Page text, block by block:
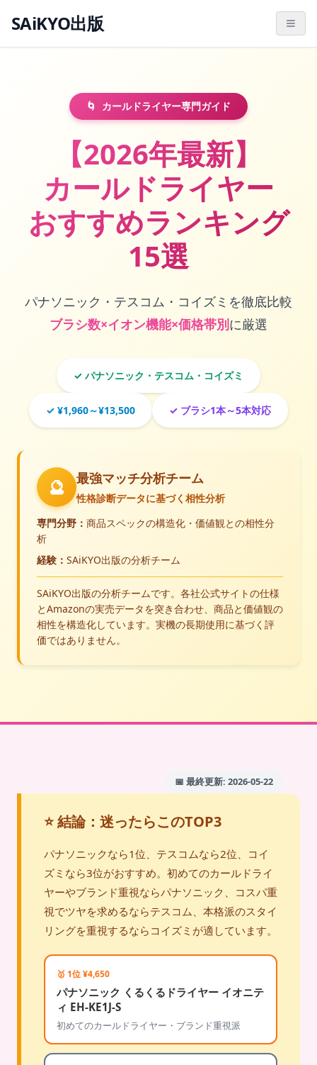
SAiKYO出版
🌀 カールドライヤー専門ガイド
【2026年最新】
カールドライヤー
おすすめランキング
15選
パナソニック・テスコム・コイズミを徹底比較
ブラシ数×イオン機能×価格帯別に厳選
✓ パナソニック・テスコム・コイズミ
✓ ¥1,960～¥13,500 ✓ ブラシ1本～5本対応
🔮 最強マッチ分析チーム
性格診断データに基づく相性分析
専門分野： 商品スペックの構造化・価値観との相性分
析
経験： SAiKYO出版の分析チーム
SAiKYO出版の分析チームです。各社公式サイトの仕様
とAmazonの実売データを突き合わせ、商品と価値観の
相性を構造化しています。実機の長期使用に基づく評
価ではありません。
📅 最終更新: 2026-05-22
⭐ 結論：迷ったらこのTOP3
パナソニックなら1位、テスコムなら2位、コイ
ズミなら3位がおすすめ。初めてのカールドライ
ヤーやブランド重視ならパナソニック、コスパ重
視でツヤを求めるならテスコム、本格派のスタイ
リングを重視するならコイズミが適しています。
🥇 1位 ¥4,650
パナソニック くるくるドライヤー イオニテ
ィ EH-KE1J-S
初めてのカールドライヤー・ブランド重視派